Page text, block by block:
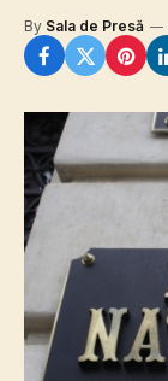
By Sala de Presă